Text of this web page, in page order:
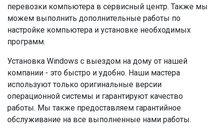
перевозки компьютера в сервисный центр. Также мы
можем выполнить дополнительные работы по
настройке компьютера и установке необходимых
программ.
Установка Windows с выездом на дому от нашей
компании - это быстро и удобно. Наши мастера
используют только оригинальные версии
операционной системы и гарантируют качество
работы. Мы также предоставляем гарантийное
обслуживание на все выполненные нами работы.